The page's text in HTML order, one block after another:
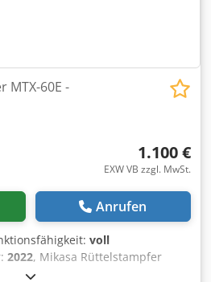
MTX-60E -
1.100 €
EXW VB zzgl. MwSt.
Anrufen
voll
2022, Mikasa Rüttelstampfer
Gebraucht aus dem